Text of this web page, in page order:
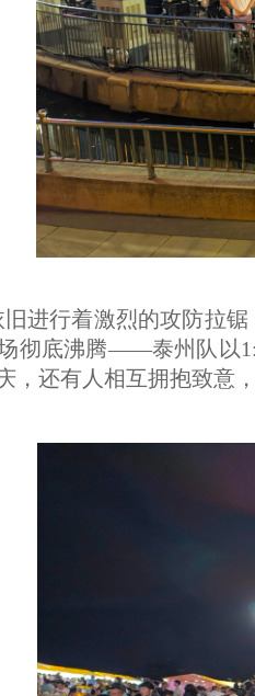
进行着激烈的攻防拉
彻底沸腾——泰州队以
，还有人相互拥抱致意